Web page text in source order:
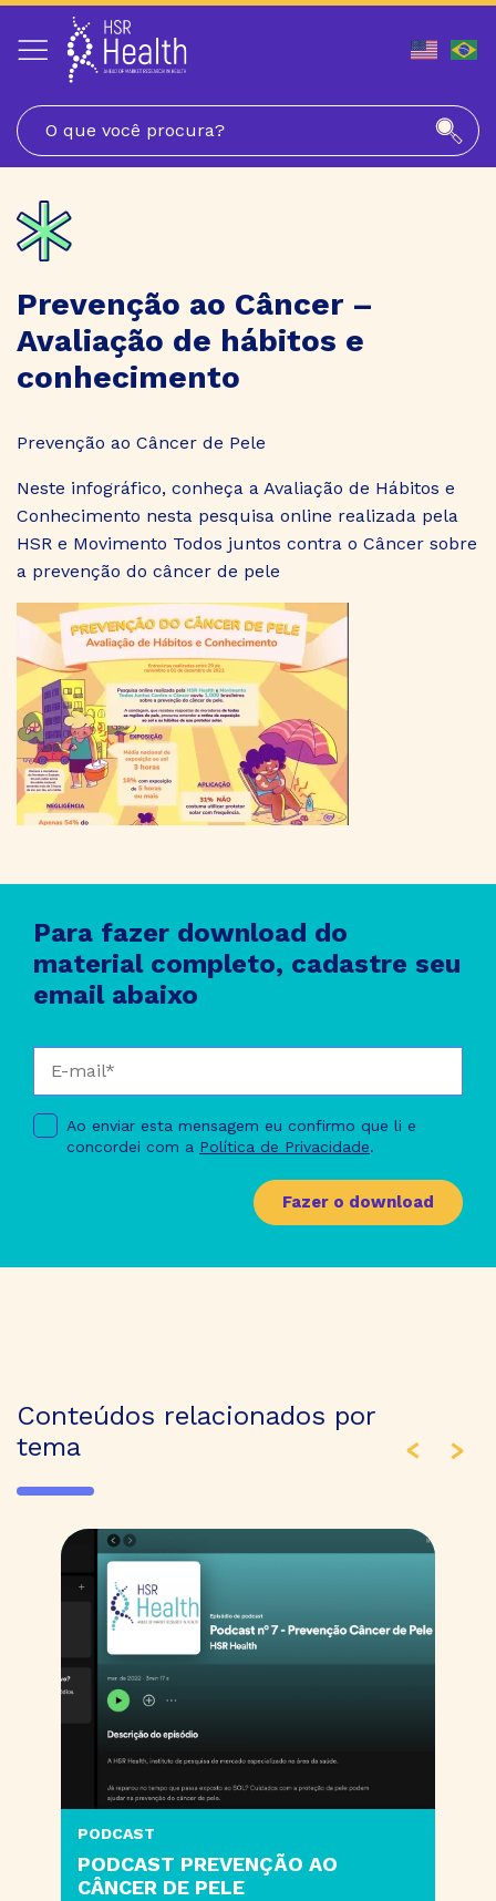
Pular
para
Prevenção ao Câncer –
Avaliação de hábitos e
conhecimento
Prevenção ao Câncer de Pele
Neste infográfico, conheça a Avaliação de Hábitos e
Conhecimento nesta pesquisa online realizada pela
HSR e Movimento Todos juntos contra o Câncer sobre
a prevenção do câncer de pele
Para fazer download do
material completo, cadastre seu
email abaixo
Ao enviar esta mensagem eu confirmo que li e
concordei com a Política de Privacidade.
Fazer o download
Conteúdos relacionados por
tema
PODCAST
PODCAST PREVENÇÃO AO
CÂNCER DE PELE